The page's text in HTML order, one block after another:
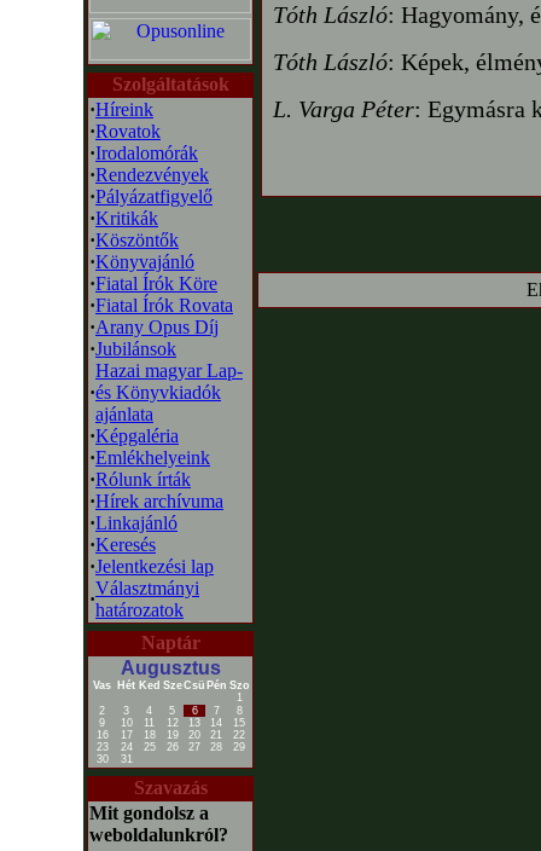
Szolgáltatások
·Híreink
·Rovatok
·Irodalomórák
·Rendezvények
·Pályázatfigyelő
·Kritikák
·Köszöntők
·Könyvajánló
·Fiatal Írók Köre
·Fiatal Írók Rovata
·Arany Opus Díj
·Jubilánsok
·
Hazai magyar Lap-
és Könyvkiadók
ajánlata
·Képgaléria
·Emlékhelyeink
·Rólunk írták
·Hírek archívuma
·Linkajánló
·Keresés
·Jelentkezési lap
·
Választmányi
határozatok
Naptár
Augusztus
Vas Hét Ked SzeCsü Pén Szo
1
2
3 4 5 6 7
8
9
10 11 12 13 14
15
16
17 18 19 20 21
22
23
24 25 26 27 28
29
30
31
Szavazás
Mit gondolsz a
weboldalunkról?
Tóth László: Hagyomány,
Tóth László: Képek,
L. Varga Péter: Egymásra